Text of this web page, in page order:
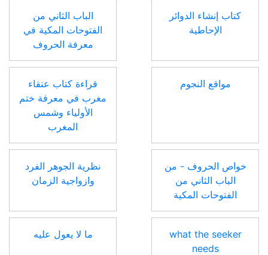
كتاب إنشاء الدوائر
الإحاطية
الباب الثاني من
الفتوحات المكية في
معرفة الحروف
مواقع النجوم
قراءة كتاب عنقاء
مغرب في معرفة ختم
الأولياء وشمس
المغرب
خواص الحروف - من
الباب الثاني من
الفتوحات المكية
نظرية الجوهر الفرد
وازواجية الزمان
what the seeker
needs
ما لا يعول عليه